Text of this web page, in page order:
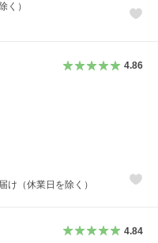
く）
4.86
け（休業日を除く）
4.84